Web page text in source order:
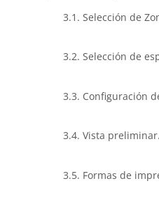
3.1. Selección de
3.2. Selección de
3.3. Configuración
3.4. Vista preliminar.
3.5. Formas de